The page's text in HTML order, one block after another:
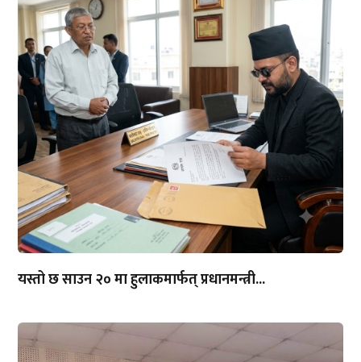
यस्तो छ साउन २० मा हुलाकमार्फत् प्रधानमन्त्री...